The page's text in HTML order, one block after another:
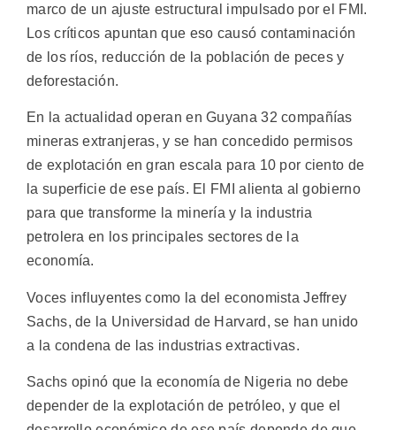
marco de un ajuste estructural impulsado por el FMI.
Los críticos apuntan que eso causó contaminación
de los ríos, reducción de la población de peces y
deforestación.
En la actualidad operan en Guyana 32 compañías
mineras extranjeras, y se han concedido permisos
de explotación en gran escala para 10 por ciento de
la superficie de ese país. El FMI alienta al gobierno
para que transforme la minería y la industria
petrolera en los principales sectores de la
economía.
Voces influyentes como la del economista Jeffrey
Sachs, de la Universidad de Harvard, se han unido
a la condena de las industrias extractivas.
Sachs opinó que la economía de Nigeria no debe
depender de la explotación de petróleo, y que el